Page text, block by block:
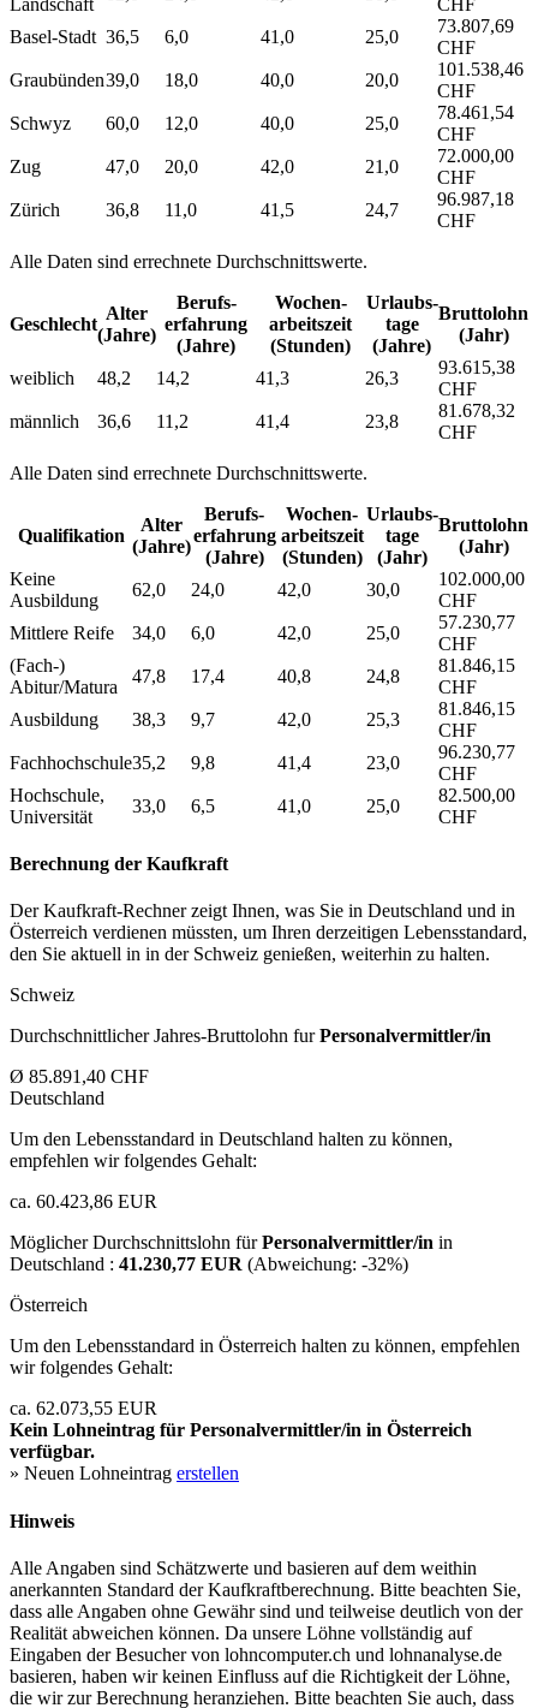
Basel-Stadt 36,5 6,0 41,0 25,0
73.807,69
CHF
Graubünden39,0 18,0 40,0 20,0
101.538,46
CHF
Schwyz
60,0 12,0 40,0 25,0
78.461,54
CHF
Zug
47,0 20,0 42,0 21,0
72.000,00
CHF
Zürich
36,8 11,0 41,5 24,7
96.987,18
CHF
Alle Daten sind errechnete Durchschnittswerte.
Geschlecht
Alter
(Jahre)
Berufs­
erfahrung
(Jahre)
Wochen­
arbeitszeit
(Stunden)
Urlaubs­
tage
(Jahre)
Bruttolohn
(Jahr)
weiblich 48,2 14,2 41,3 26,3
93.615,38
CHF
männlich
36,6 11,2 41,4 23,8
81.678,32
CHF
Alle Daten sind errechnete Durchschnittswerte.
Qualifikation
Alter
(Jahre)
Berufs­
erfahrung
(Jahre)
Wochen­
arbeitszeit
(Stunden)
Urlaubs­
tage
(Jahr)
Bruttolohn
(Jahr)
Keine
Ausbildung
62,0 24,0 42,0 30,0
102.000,00
CHF
Mittlere Reife
34,0 6,0 42,0 25,0
57.230,77
CHF
(Fach-)
Abitur/Matura
47,8 17,4 40,8 24,8
81.846,15
CHF
Ausbildung
38,3 9,7 42,0 25,3
81.846,15
CHF
Fachhochschule35,2 9,8 41,4 23,0
96.230,77
CHF
Hochschule,
Universität
33,0 6,5 41,0 25,0
82.500,00
CHF
Berechnung der Kaufkraft
Der Kaufkraft-Rechner zeigt Ihnen, was Sie in Deutschland und in
Österreich verdienen müssten, um Ihren derzeitigen Lebensstandard,
den Sie aktuell in in der Schweiz genießen, weiterhin zu halten.
Schweiz
Durchschnittlicher Jahres-Bruttolohn furPersonalvermittler/in
Ø 85.891,40 CHF
Deutschland
Um den Lebensstandard in Deutschland halten zu können,
empfehlen wir folgendes Gehalt:
ca. 60.423,86 EUR
Möglicher Durchschnittslohn fürPersonalvermittler/in in
Deutschland : 41.230,77 EUR (Abweichung: -32%)
Österreich
Um den Lebensstandard in Österreich halten zu können, empfehlen
wir folgendes Gehalt:
ca. 62.073,55 EUR
Kein Lohneintrag für Personalvermittler/in in Österreich
verfügbar.
» Neuen Lohneintrag erstellen
Hinweis
Alle Angaben sind Schätzwerte und basieren auf dem weithin
anerkannten Standard der Kaufkraftberechnung. Bitte beachten Sie,
dass alle Angaben ohne Gewähr sind und teilweise deutlich von der
Realität abweichen können. Da unsere Löhne vollständig auf
Eingaben der Besucher von lohncomputer.ch und lohnanalyse.de
basieren, haben wir keinen Einfluss auf die Richtigkeit der Löhne,
die wir zur Berechnung heranziehen. Bitte beachten Sie auch, dass